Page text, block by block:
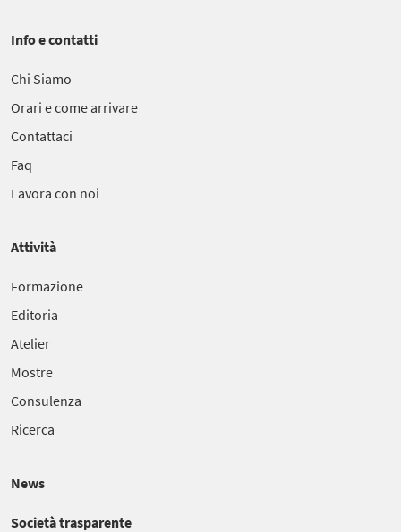
Info e contatti
Chi Siamo
Orari e come arrivare
Contattaci
Faq
Lavora con noi
Attività
Formazione
Editoria
Atelier
Mostre
Consulenza
Ricerca
News
Società trasparente